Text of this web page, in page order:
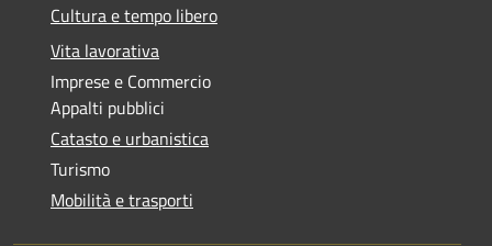
Cultura e tempo libero
Vita lavorativa
Imprese e Commercio
Appalti pubblici
Catasto e urbanistica
Turismo
Mobilità e trasporti